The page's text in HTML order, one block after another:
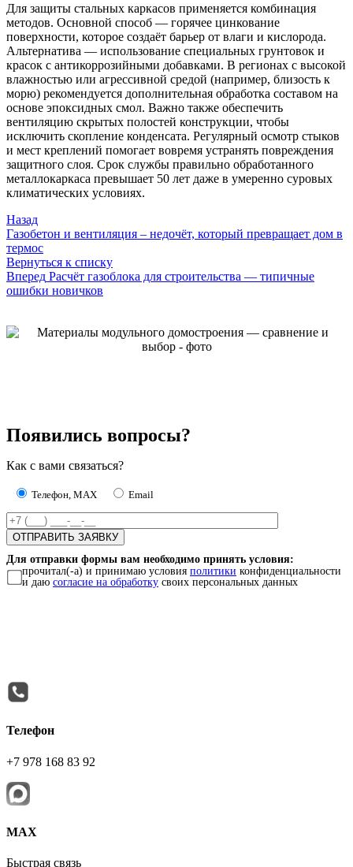
Для защиты стальных каркасов применяется комбинация
методов. Основной способ — горячее цинкование
поверхности, которое создаёт барьер от влаги и кислорода.
Альтернатива — использование специальных грунтовок и
красок с антикоррозийными добавками. В регионах с высокой
влажностью или агрессивной средой (например, близость к
морю) рекомендуется дополнительная обработка составом на
основе эпоксидных смол. Важно также обеспечить
вентиляцию скрытых полостей конструкции, чтобы
исключить скопление конденсата. Регулярный осмотр стыков
и мест креплений помогает вовремя устранять повреждения
защитного слоя. Срок службы правильно обработанного
металлокаркаса превышает 50 лет даже в умеренно суровых
климатических условиях.
Назад
Газобетон и вентиляция – недочёт, который превращает дом в
термос
Вернуться к списку
Вперед Расчёт газоблока для строительства — типичные
ошибки новичков
Появились вопросы?
Как с вами связаться?
Телефон, MAX Email
Для отправки формы вам необходимо принять условия:
прочитал(-а) и принимаю условия политики конфиденциальности
и даю согласие на обработку своих персональных данных
Телефон
+7 978 168 83 92
МАХ
Быстрая связь